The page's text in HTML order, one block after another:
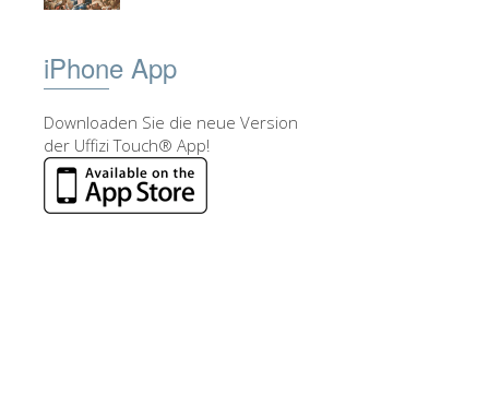
iPhone App
Downloaden Sie die neue Version
der Uffizi Touch® App!